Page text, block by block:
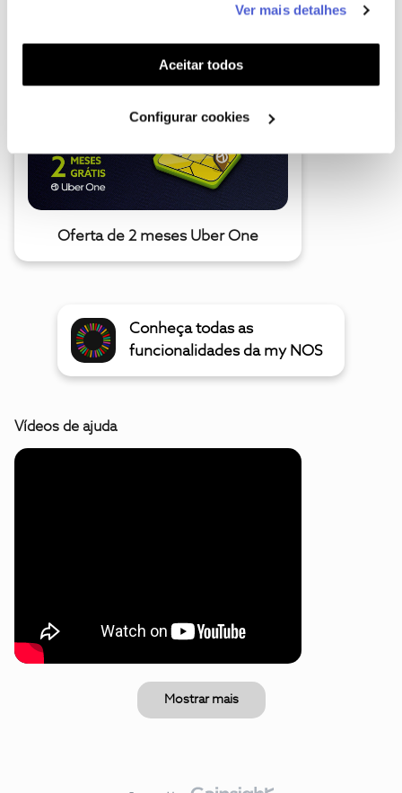
funcionalidades (cookies de personalização e
funcionalidade) e adaptar anúncios aos seus interesses
(cookies de publicidade personalizada). Pode gerir a
utilização dos cookies clicando em "Configurar
Ver mais detalhes
Aceitar todos
Configurar cookies
Oferta de 2 meses Uber One
Conheça todas as
funcionalidades da my NOS
Vídeos de ajuda
Mostrar mais